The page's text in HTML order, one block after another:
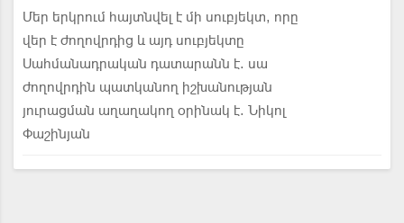
Մեր երկրում հայտնվել է մի սուբյեկտ, որը
վեր է ժողովրդից և այդ սուբյեկտը
Սահմանադրական դատարանն է. սա
ժողովրդին պատկանող իշխանության
յուրացման աղաղակող օրինակ է. Նիկոլ
Փաշինյան